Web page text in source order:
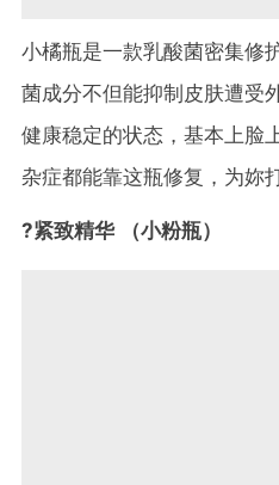
小橘瓶是一款乳酸菌密集修
菌成分不但能抑制皮肤遭受
健康稳定的状态，基本上脸
杂症都能靠这瓶修复，为妳
?紧致精华 （小粉瓶）